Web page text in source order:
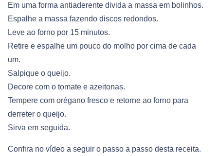
Em uma forma antiaderente divida a massa em bolinhos.
Espalhe a massa fazendo discos redondos.
Leve ao forno por 15 minutos.
Retire e espalhe um pouco do molho por cima de cada
um.
Salpique o queijo.
Decore com o tomate e azeitonas.
Tempere com orégano fresco e retorne ao forno para
derreter o queijo.
Sirva em seguida.
Confira no vídeo a seguir o passo a passo desta receita.